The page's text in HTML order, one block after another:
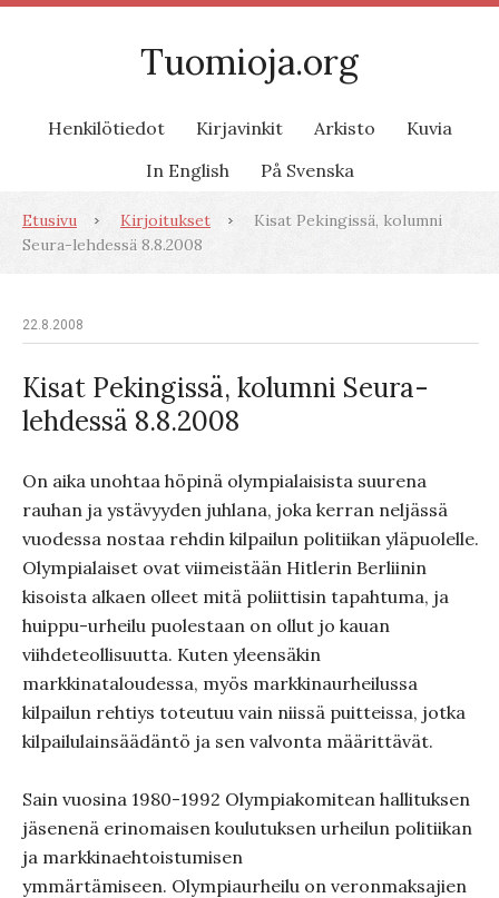
Tuomioja.org
Henkilötiedot Kirjavinkit Arkisto
Kuvia
In English
På Svenska
Etusivu Kirjoitukset
Kisat Pekingissä, kolumni
Seura-lehdessä 8.8.2008
22.8.2008
Kisat Pekingissä, kolumni Seura-
lehdessä 8.8.2008
On aika unohtaa höpinä olympialaisista suurena
rauhan ja ystävyyden juhlana, joka kerran neljässä
vuodessa nostaa rehdin kilpailun politiikan yläpuolelle.
Olympialaiset ovat viimeistään Hitlerin Berliinin
kisoista alkaen olleet mitä poliittisin tapahtuma, ja
huippu-urheilu puolestaan on ollut jo kauan
viihdeteollisuutta. Kuten yleensäkin
markkinataloudessa, myös markkinaurheilussa
kilpailun rehtiys toteutuu vain niissä puitteissa, jotka
kilpailulainsäädäntö ja sen valvonta määrittävät.
Sain vuosina 1980-1992 Olympiakomitean hallituksen
jäsenenä erinomaisen koulutuksen urheilun politiikan
ja markkinaehtoistumisen
ymmärtämiseen. Olympiaurheilu on veronmaksajien